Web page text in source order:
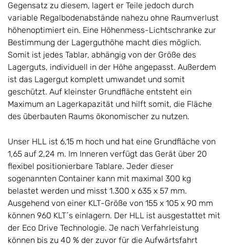
Gegensatz zu diesem, lagert er Teile jedoch durch
variable Regalbodenabstände nahezu ohne Raumverlust
höhenoptimiert ein. Eine Höhenmess-Lichtschranke zur
Bestimmung der Lagerguthöhe macht dies möglich.
Somit ist jedes Tablar, abhängig von der Größe des
Lagerguts, individuell in der Höhe angepasst. Außerdem
ist das Lagergut komplett umwandet und somit
geschützt. Auf kleinster Grundfläche entsteht ein
Maximum an Lagerkapazität und hilft somit, die Fläche
des überbauten Raums ökonomischer zu nutzen.
Unser HLL ist 6,15 m hoch und hat eine Grundfläche von
1,65 auf 2,24 m. Im Inneren verfügt das Gerät über 20
flexibel positionierbare Tablare. Jeder dieser
sogenannten Container kann mit maximal 300 kg
belastet werden und misst 1.300 x 635 x 57 mm.
Ausgehend von einer KLT-Größe von 155 x 105 x 90 mm
können 960 KLT´s einlagern. Der HLL ist ausgestattet mit
der Eco Drive Technologie. Je nach Verfahrleistung
können bis zu 40 % der zuvor für die Aufwärtsfahrt